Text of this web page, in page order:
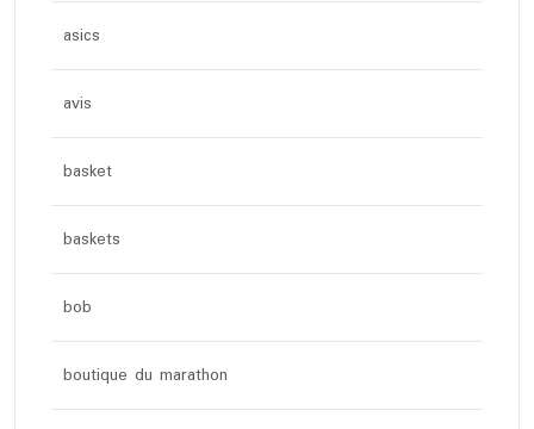
asics
avis
basket
baskets
bob
boutique du marathon